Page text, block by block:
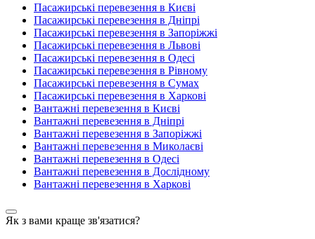
Пасажирські перевезення в Києві
Пасажирські перевезення в Дніпрі
Пасажирські перевезення в Запоріжжі
Пасажирські перевезення в Львові
Пасажирські перевезення в Одесі
Пасажирські перевезення в Рівному
Пасажирські перевезення в Сумах
Пасажирські перевезення в Харкові
Вантажні перевезення в Києві
Вантажні перевезення в Дніпрі
Вантажні перевезення в Запоріжжі
Вантажні перевезення в Миколаєві
Вантажні перевезення в Одесі
Вантажні перевезення в Дослідному
Вантажні перевезення в Харкові
Як з вами краще зв'язатися?